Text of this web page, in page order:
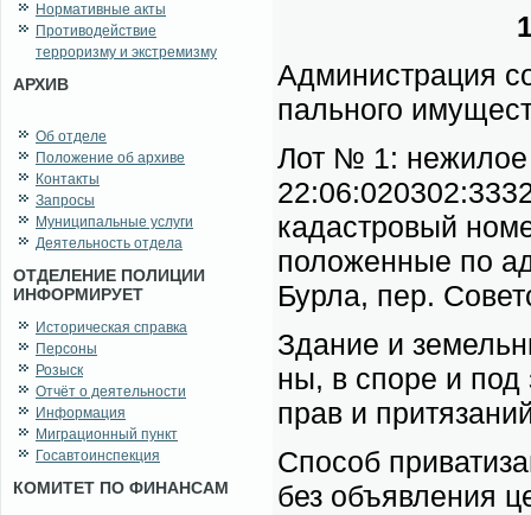
Нормативные акты
Противодействие
терроризму и экстремизму
АРХИВ
Об отделе
Положение об архиве
Контакты
Запросы
Муниципальные услуги
Деятельность отдела
ОТДЕЛЕНИЕ ПОЛИЦИИ
ИНФОРМИРУЕТ
Историческая справка
Персоны
Розыск
Отчёт о деятельности
Информация
Миграционный пункт
Госавтоинспекция
КОМИТЕТ ПО ФИНАНСАМ
Адми­ни­стра­ция
паль­но­го
Лот № 1: не­жи­лое
ка­даст­ро­вый
по­ло­жен­ные по
Бур­ла, пер.
Зда­ние и
ны, в спо­ре и под
прав и
Спо­соб
без объ­яв­ле­ния